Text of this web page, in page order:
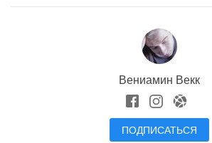
Вениамин Векк
ПОДПИСАТЬСЯ